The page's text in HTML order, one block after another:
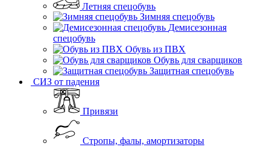
Летняя спецобувь
Зимняя спецобувь
Демисезонная
спецобувь
Обувь из ПВХ
Обувь для сварщиков
Защитная спецобувь
СИЗ от падения
Привязи
Стропы, фалы, амортизаторы